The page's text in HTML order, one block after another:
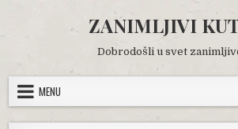
content
ZANIMLJIVI
Dobrodošli u svet
MENU